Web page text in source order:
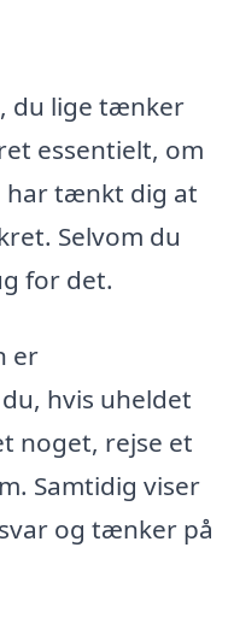
du lige tænker
essentielt, om
har tænkt dig at
Selvom du
for det.
er
hvis uheldet
noget, rejse et
Samtidig viser
og tænker på